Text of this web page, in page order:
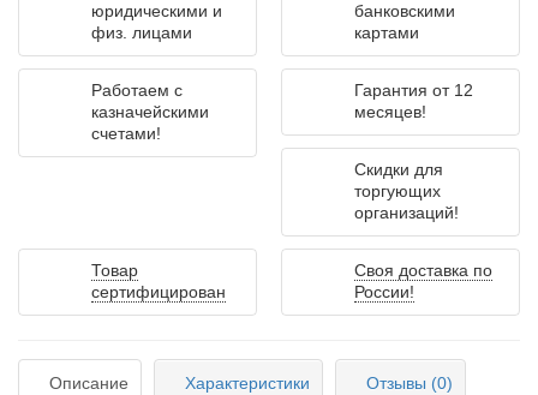
юридическими и
физ. лицами
банковскими
картами
Работаем с
казначейскими
счетами!
Гарантия от 12
месяцев!
Скидки для
торгующих
организаций!
Товар
сертифицирован
Своя доставка по
России!
Описание Характеристики Отзывы (0)